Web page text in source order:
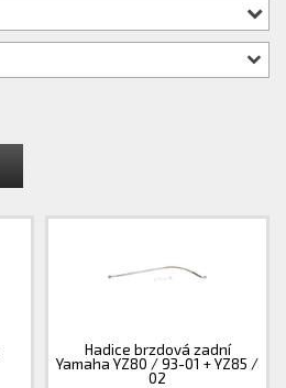
Hadice brzdová zadní
Yamaha YZ80 / 93-01 + YZ85 /
02